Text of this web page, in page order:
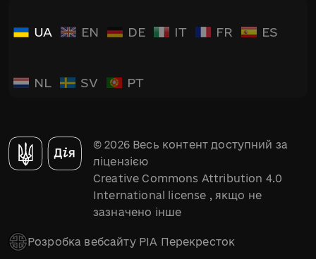
UA EN DE IT FR ES
NL SV PT
© 2026 Весь контент доступний за
ліцензією
Creative Commons Attribution 4.0
International license , якщо не
зазначено інше
Розробка вебсайту РІА Перекресток